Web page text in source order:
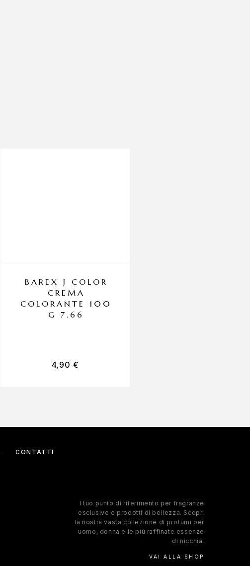
BAREX J COLOR
CREMA
COLORANTE 100
G 7.66
4,90 €
CONTATTI
l tuo punto di riferimento per fragranze
esclusive e prodotti di bellezza. Scopri
la nostra vasta collezione di profumi per
uomo, donna e le più raffinate essenze
di nicchia.
VAI ALLA SHOP